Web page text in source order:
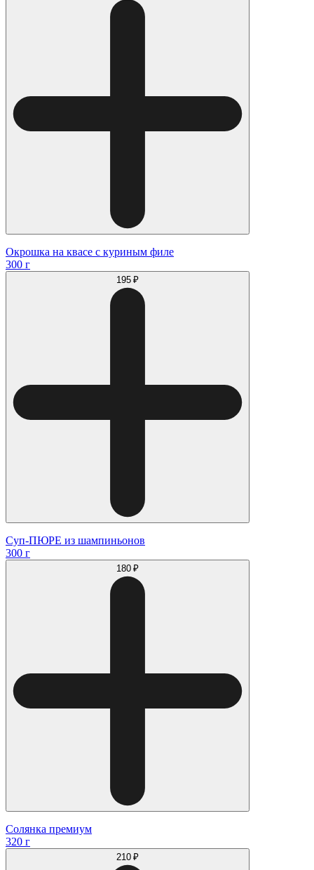
Окрошка на квасе с куриным филе
300 г
195 ₽
Суп-ПЮРЕ из шампиньонов
300 г
180 ₽
Солянка премиум
320 г
210 ₽